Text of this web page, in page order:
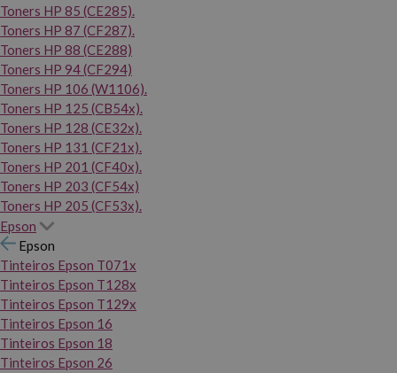
Toners HP 85 (CE285).
Toners HP 87 (CF287).
Toners HP 88 (CE288)
Toners HP 94 (CF294)
Toners HP 106 (W1106).
Toners HP 125 (CB54x).
Toners HP 128 (CE32x).
Toners HP 131 (CF21x).
Toners HP 201 (CF40x).
Toners HP 203 (CF54x)
Toners HP 205 (CF53x).
Epson
Epson
Tinteiros Epson T071x
Tinteiros Epson T128x
Tinteiros Epson T129x
Tinteiros Epson 16
Tinteiros Epson 18
Tinteiros Epson 26